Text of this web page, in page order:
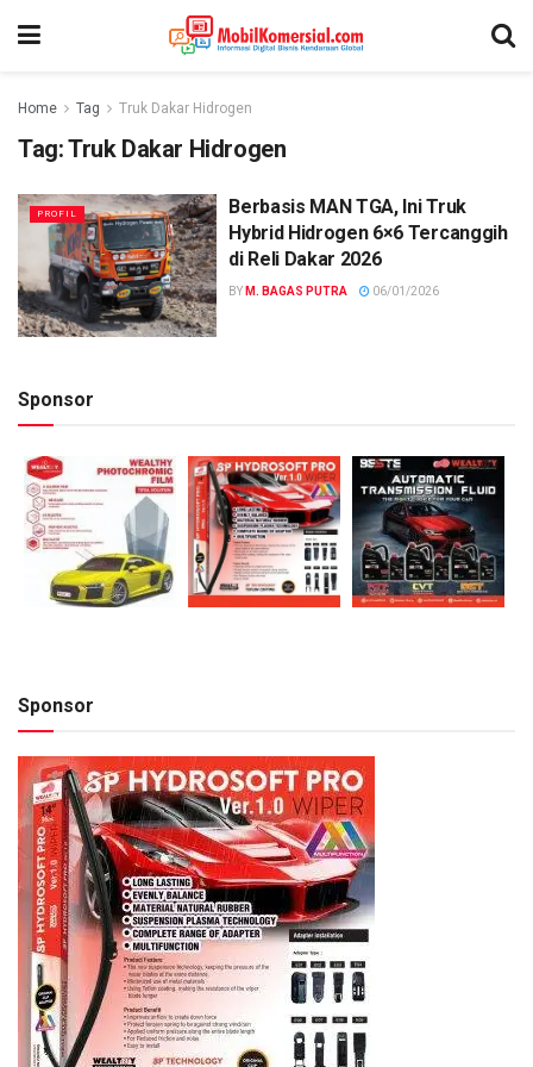
Home Tag Truk Dakar Hidrogen
Tag:Truk Dakar Hidrogen
PROFIL
Berbasis MAN TGA, Ini Truk
Hybrid Hidrogen 6×6 Tercanggih
di Reli Dakar 2026
BY M. BAGAS PUTRA 06/01/2026
Sponsor
Sponsor